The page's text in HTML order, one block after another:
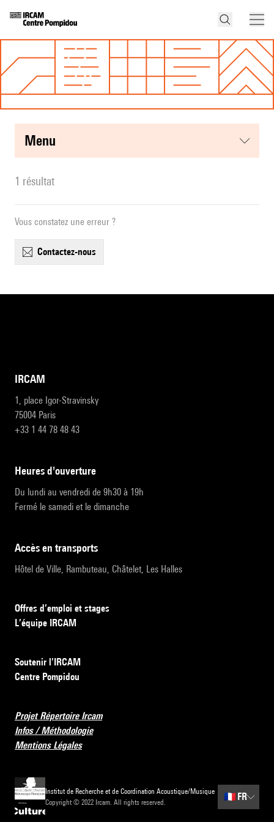
menu
1 résultat
Vous constatez une erreur ?
contactez-nous
IRCAM
1, place Igor-Stravinsky
75004 Paris
+33 1 44 78 48 43
heures d'ouverture
Du lundi au vendredi de 9h30 à 19h
Fermé le samedi et le dimanche
accès en transports
Hôtel de Ville, Rambuteau, Châtelet, Les Halles
Offres d’emploi et stages
L’équipe IRCAM
Soutenir l’IRCAM
Centre Pompidou
Projet Répertoire Ircam
Infos / Méthodologie
Mentions Légales
Institut de Recherche et de Coordination Acoustique/Musique
Copyright © 2022 Ircam. All rights reserved.
🇫🇷 FR